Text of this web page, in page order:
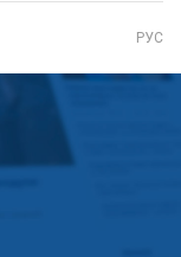
РУС